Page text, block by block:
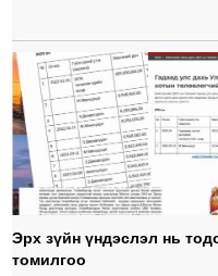
Эрх зүйн үндэслэл нь
томилгоо